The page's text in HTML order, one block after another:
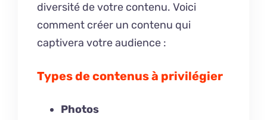
diversité de votre contenu. Voici
comment créer un contenu qui
captivera votre audience :
Types de contenus à privilégier
Photos